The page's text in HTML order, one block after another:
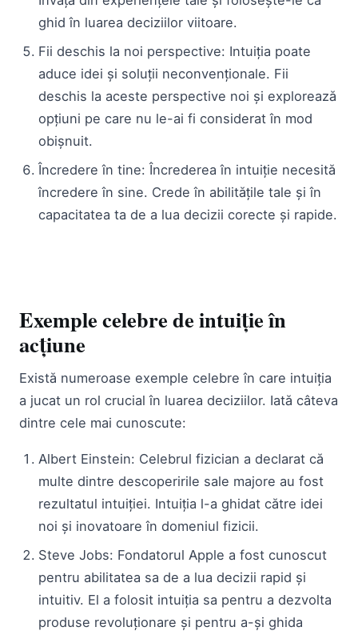
ghid în luarea deciziilor viitoare.
Fii deschis la noi perspective: Intuiția poate
aduce idei și soluții neconvenționale. Fii
deschis la aceste perspective noi și explorează
opțiuni pe care nu le-ai fi considerat în mod
obișnuit.
Încredere în tine: Încrederea în intuiție necesită
încredere în sine. Crede în abilitățile tale și în
capacitatea ta de a lua decizii corecte și rapide.
Exemple celebre de intuiție în
acțiune
Există numeroase exemple celebre în care intuiția
a jucat un rol crucial în luarea deciziilor. Iată câteva
dintre cele mai cunoscute:
Albert Einstein: Celebrul fizician a declarat că
multe dintre descoperirile sale majore au fost
rezultatul intuiției. Intuiția l-a ghidat către idei
noi și inovatoare în domeniul fizicii.
Steve Jobs: Fondatorul Apple a fost cunoscut
pentru abilitatea sa de a lua decizii rapid și
intuitiv. El a folosit intuiția sa pentru a dezvolta
produse revoluționare și pentru a-și ghida